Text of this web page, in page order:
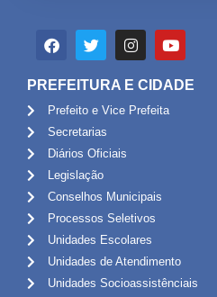
PREFEITURA E CIDADE
Prefeito e Vice Prefeita
Secretarias
Diários Oficiais
Legislação
Conselhos Municipais
Processos Seletivos
Unidades Escolares
Unidades de Atendimento
Unidades Socioassistênciais